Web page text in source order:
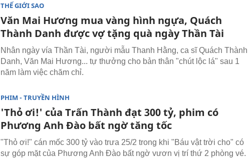
THẾ GIỚI SAO
Văn Mai Hương mua vàng hình ngựa, Quách
Thành Danh được vợ tặng quà ngày Thần Tài
Nhân ngày vía Thần Tài, người mẫu Thanh Hằng, ca sĩ Quách Thành
Danh, Văn Mai Hương... tự thưởng cho bản thân "chút lộc lá" sau 1
năm làm việc chăm chỉ.
PHIM - TRUYỀN HÌNH
'Thỏ ơi!' của Trấn Thành đạt 300 tỷ, phim có
Phương Anh Đào bất ngờ tăng tốc
"Thỏ ơi!" cán mốc 300 tỷ vào trưa 25/2 trong khi "Báu vật trời cho" có
sự góp mặt của Phương Anh Đào bất ngờ vươn vị trí thứ 2 phòng vé.